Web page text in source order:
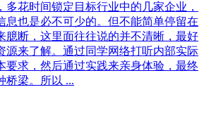
多花时间锁定目标行业中的几家企业，
息也是必不可少的。但不能简单停留在
臆断，这里面往往说的并不清晰，最好
源来了解。通过同学网络打听内部实际
要求，然后通过实践来亲身体验，最终
桥梁。所以 ...